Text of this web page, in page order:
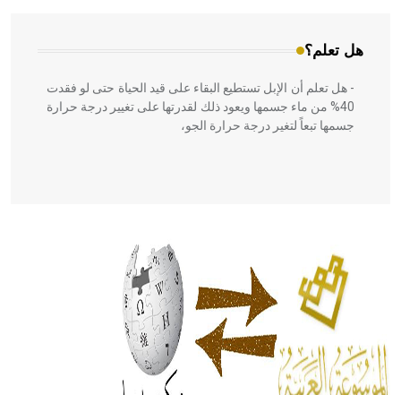
هل تعلم؟
- هل تعلم أن الإبل تستطيع البقاء على قيد الحياة حتى لو فقدت
40% من ماء جسمها ويعود ذلك لقدرتها على تغيير درجة حرارة
جسمها تبعاً لتغير درجة حرارة الجو،
الحكم، الأدلة، تنظيم التغذية، ورسالته في جروح الرأس. ويعود
له الفضل بأنه حرر الطب من الدين والفلسفة.
- هل تعلم أن المرجان إفراز حيواني يتكون في البحر ويتركب
من مادة كربونات الكلسيوم، وهو أحمر أو شديد الحمرة وهو